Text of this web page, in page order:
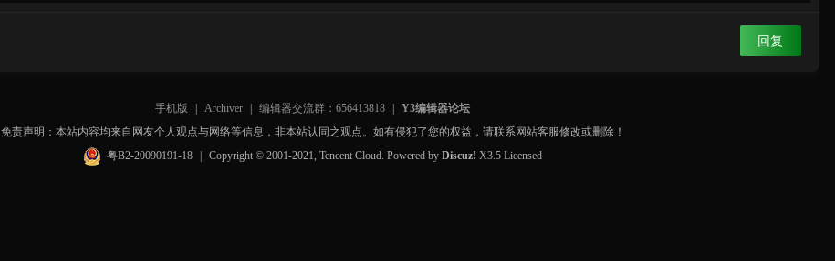
回复
手机版 Archiver 编辑器交流群：656413818
Y3编辑器论坛
免责声明：本站内容均来自网友个人观点与网络等信息，非本站认同之观点。如有侵犯了您的权益，请联系网站客服修改或删除！
粤B2-20090191-18
Copyright © 2001-2021, Tencent Cloud. Powered byDiscuz! X3.5 Licensed